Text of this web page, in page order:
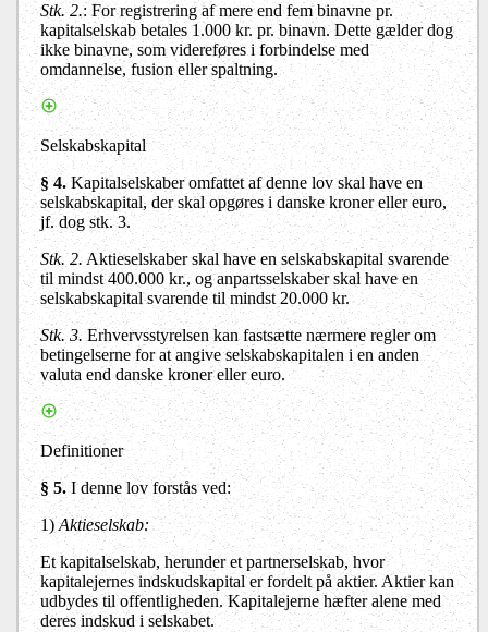
Stk. 2.: For registrering af mere end fem binavne pr.
kapitalselskab betales 1.000 kr. pr. binavn. Dette gælder dog
ikke binavne, som videreføres i forbindelse med
omdannelse, fusion eller spaltning.
Selskabskapital
§ 4.Kapitalselskaber omfattet af denne lov skal have en
selskabskapital, der skal opgøres i danske kroner eller euro,
jf. dog stk. 3.
Stk. 2. Aktieselskaber skal have en selskabskapital svarende
til mindst 400.000 kr., og anpartsselskaber skal have en
selskabskapital svarende til mindst 20.000 kr.
Stk. 3. Erhvervsstyrelsen kan fastsætte nærmere regler om
betingelserne for at angive selskabskapitalen i en anden
valuta end danske kroner eller euro.
Definitioner
§ 5. I denne lov forstås ved:
1) Aktieselskab:
Et kapitalselskab, herunder et partnerselskab, hvor
kapitalejernes indskudskapital er fordelt på aktier. Aktier kan
udbydes til offentligheden. Kapitalejerne hæfter alene med
deres indskud i selskabet.